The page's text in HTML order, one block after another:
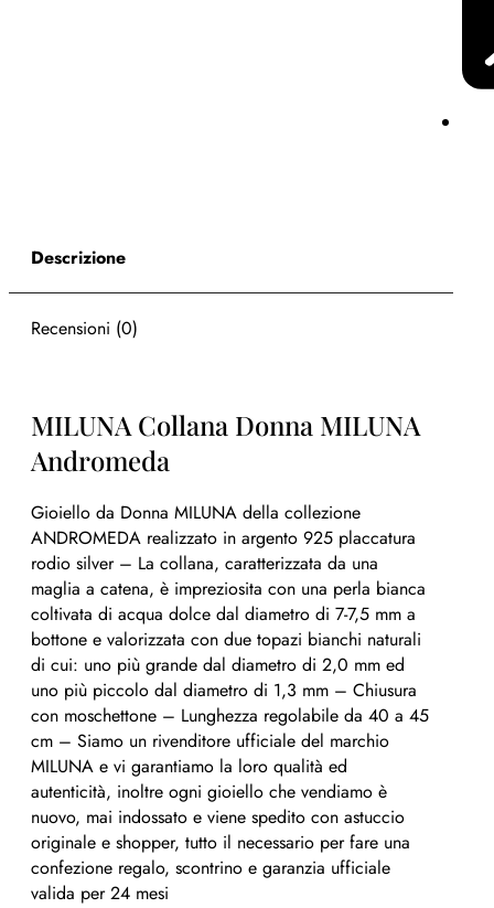
Descrizione
Recensioni (0)
MILUNA Collana Donna MILUNA
Andromeda
Gioiello da Donna MILUNA della collezione
ANDROMEDA realizzato in argento 925 placcatura
rodio silver – La collana, caratterizzata da una
maglia a catena, è impreziosita con una perla bianca
coltivata di acqua dolce dal diametro di 7-7,5 mm a
bottone e valorizzata con due topazi bianchi naturali
di cui: uno più grande dal diametro di 2,0 mm ed
uno più piccolo dal diametro di 1,3 mm – Chiusura
con moschettone – Lunghezza regolabile da 40 a 45
cm – Siamo un rivenditore ufficiale del marchio
MILUNA e vi garantiamo la loro qualità ed
autenticità, inoltre ogni gioiello che vendiamo è
nuovo, mai indossato e viene spedito con astuccio
originale e shopper, tutto il necessario per fare una
confezione regalo, scontrino e garanzia ufficiale
valida per 24 mesi